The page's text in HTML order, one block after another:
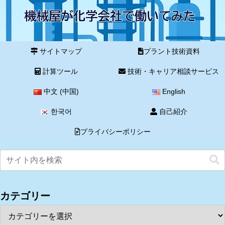
サイトマップ プラント技術資料
計算ツール 技術・キャリア相談サービス
中文 (中国) English
한국어 自己紹介
プライバシーポリシー
カテゴリー